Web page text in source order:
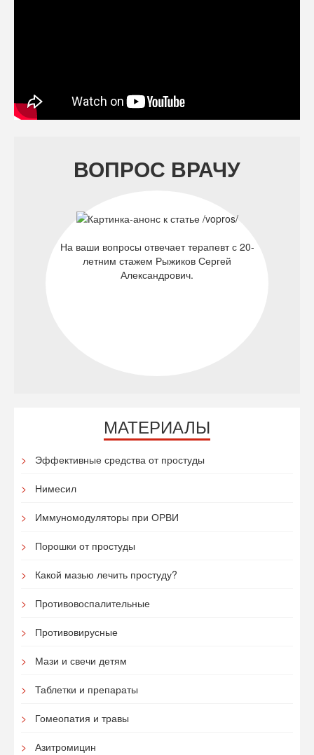
ВОПРОС ВРАЧУ
На ваши вопросы отвечает терапевт с 20-
летним стажем Рыжиков Сергей
Александрович.
МАТЕРИАЛЫ
Эффективные средства от простуды
Нимесил
Иммуномодуляторы при ОРВИ
Порошки от простуды
Какой мазью лечить простуду?
Противовоспалительные
Противовирусные
Мази и свечи детям
Таблетки и препараты
Гомеопатия и травы
Азитромицин